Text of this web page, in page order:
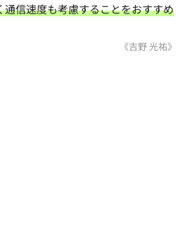
信速度も考慮することをおすすめ
《吉野 光祐》